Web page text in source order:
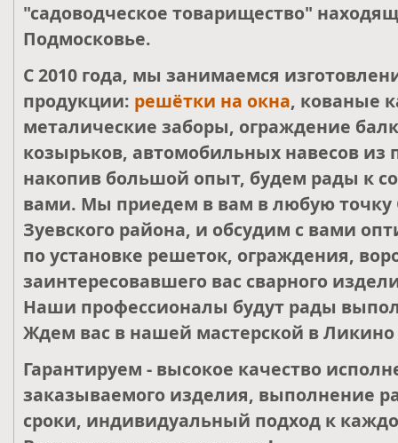
"садоводческое товарищество"
Подмосковье.
С 2010 года, мы занимаемся
продукции: решётки на окна, кованые
металические заборы, ограждение
козырьков, автомобильных навесов из
накопив большой опыт, будем рады к
вами. Мы приедем в вам в любую точку
Зуевского района, и обсудим с вами
по установке решеток, ограждения,
заинтересовавшего вас сварного
Наши профессионалы будут рады
Ждем вас в нашей мастерской в Ликино
Гарантируем - высокое качество
заказываемого изделия, выполнение
сроки, индивидуальный подход к